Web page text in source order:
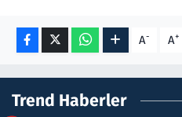
A- A+
Trend Haberler